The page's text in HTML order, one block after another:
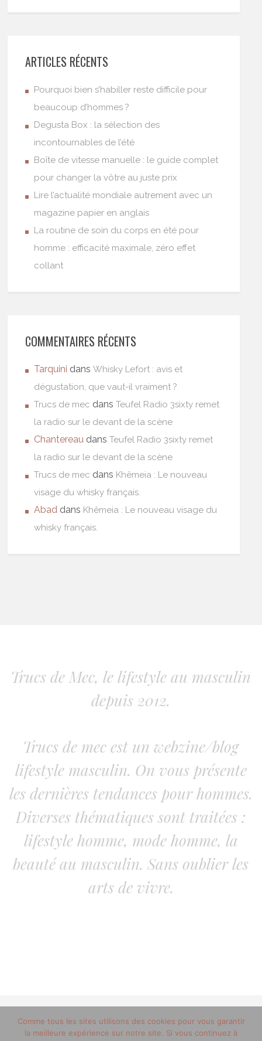
ARTICLES RÉCENTS
Pourquoi bien s’habiller reste difficile pour
beaucoup d’hommes ?
Degusta Box : la sélection des
incontournables de l’été
Boîte de vitesse manuelle : le guide complet
pour changer la vôtre au juste prix
Lire l’actualité mondiale autrement avec un
magazine papier en anglais
La routine de soin du corps en été pour
homme : efficacité maximale, zéro effet
collant
COMMENTAIRES RÉCENTS
Tarquini dansWhisky Lefort : avis et
dégustation, que vaut-il vraiment ?
Trucs de mec dansTeufel Radio 3sixty remet
la radio sur le devant de la scène
Chantereau dansTeufel Radio 3sixty remet
la radio sur le devant de la scène
Trucs de mec dans Khêmeia : Le nouveau
visage du whisky français.
Abad dans Khêmeia : Le nouveau visage du
whisky français.
Trucs de Mec, le lifestyle au masculin
depuis 2012.
Trucs de mec est un webzine/blog
lifestyle masculin. On vous présente
les dernières tendances pour hommes.
Diverses thématiques sont traitées :
lifestyle homme, mode homme, la
beauté au masculin. Sans oublier les
arts de vivre.
© 2012-2020 copyright trucsdemec.fr - blog lifestyle
masculin/Tous droits réservés
Comme tous les sites utilisons des cookies pour vous garantir
la meilleure expérience sur notre site. Si vous continuez à